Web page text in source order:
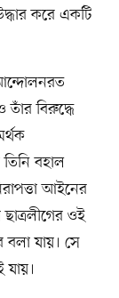
করে একটি
তাঁর বিরুদ্ধে
বহাল
আইনের
ওই
যায়। সে
যায়।